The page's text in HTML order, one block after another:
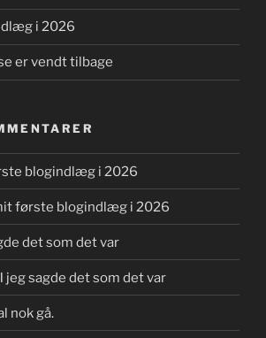
i 2026
er vendt tilbage
blogindlæg i 2026
første blogindlæg i 2026
det som det var
jeg sagde det som det var
nok gå.